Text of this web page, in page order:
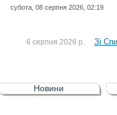
субота, 08 серпня 2026, 02:19
6 серпня 2026 р. Зі
5 серпня 2026 р.
Зі
UA4000232607)
Новини